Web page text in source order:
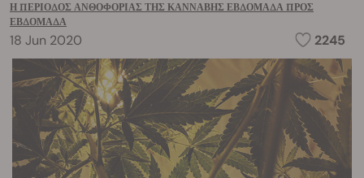
Η ΠΕΡΊΟΔΟΣ ΑΝΘΟΦΟΡΊΑΣ ΤΗΣ ΚΆΝΝΑΒΗΣ ΕΒΔΟΜΆΔΑ ΠΡΟΣ
ΕΒΔΟΜΆΔΑ
18 Jun 2020 2245